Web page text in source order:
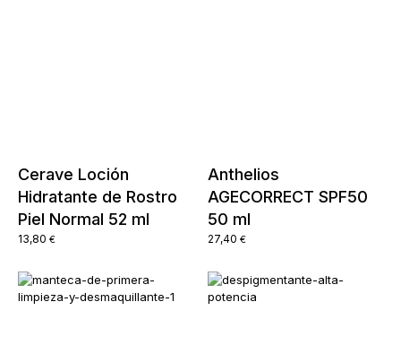
Cerave Loción
Hidratante de Rostro
Piel Normal 52 ml
13,80 €
Anthelios
AGECORRECT SPF50
50 ml
27,40 €